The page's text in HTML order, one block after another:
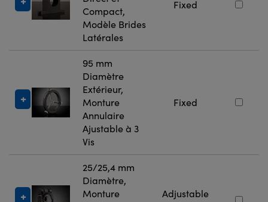
Compact,
Modèle Brides
Latérales
Fixed
95 mm
Diamètre
Extérieur,
Monture
Annulaire
Ajustable à 3
Vis
Fixed
25/25,4 mm
Diamètre,
Monture
Adjustable